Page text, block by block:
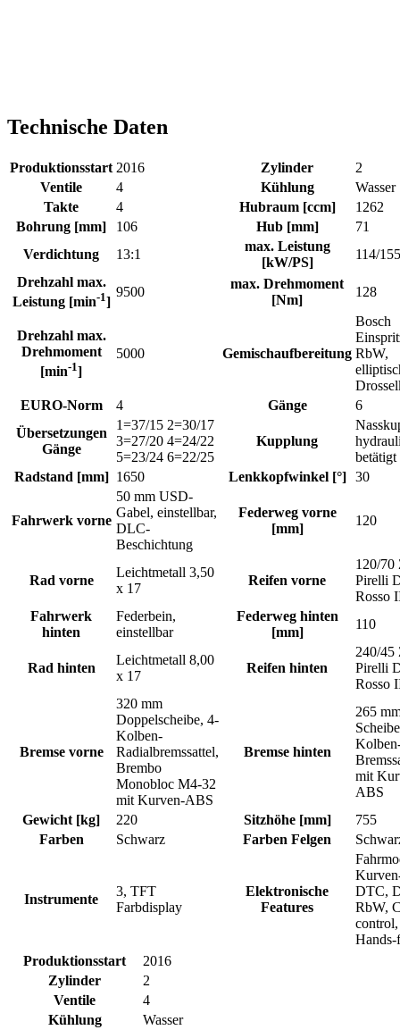
Technische Daten
Produktionsstart 2016 Zylinder
2
Ventile
4 Kühlung
Wasser
Takte
4 Hubraum [ccm]
1262
Bohrung [mm]
106 Hub [mm]
71
Verdichtung
13:1
max. Leistung
[kW/PS]
114/155
Drehzahl max.
Leistung [min-1]
9500
max. Drehmoment
[Nm]
128
Drehzahl max.
Drehmoment
[min-1]
5000 Gemischaufbereitung
Bosch
RbW,
EURO-Norm
4 Gänge
6
Übersetzungen
Gänge
1=37/15 2=30/17
3=27/20 4=24/22
5=23/24 6=22/25
Kupplung
betätigt
Radstand [mm] 1650 Lenkkopfwinkel [°] 30
Fahrwerk vorne
50 mm USD-
Gabel, einstellbar,
DLC-
Beschichtung
Federweg vorne
[mm]
120
Rad vorne
Leichtmetall 3,50
x 17
Reifen vorne
120/70
Pirelli
Rosso
Fahrwerk
hinten
Federbein,
einstellbar
Federweg hinten
[mm]
110
Rad hinten
Leichtmetall 8,00
x 17
Reifen hinten
240/45
Pirelli
Rosso
Bremse vorne
320 mm
Doppelscheibe, 4-
Kolben-
Radialbremssattel,
Brembo
Monobloc M4-32
mit Kurven-ABS
Bremse hinten
265
mit
ABS
Gewicht [kg]
220 Sitzhöhe [mm]
755
Farben
Schwarz Farben Felgen
Instrumente
3, TFT
Farbdisplay
Elektronische
Features
DTC,
RbW,
control,
Hands-
Produktionsstart
2016
Zylinder
2
Ventile
4
Kühlung
Wasser